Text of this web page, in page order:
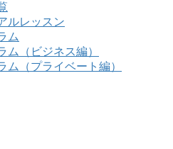
ルレッスン
ム
ム（ビジネス編）
ム（プライベート編）